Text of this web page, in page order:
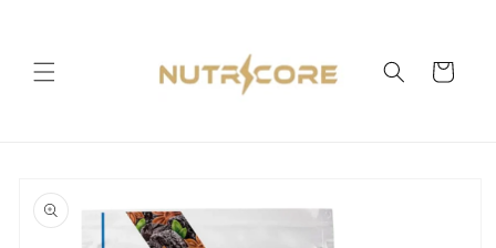
Carrito
información